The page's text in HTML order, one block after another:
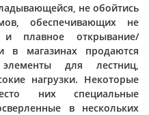
не обойтись
обеспечивающих не
плавное открывание/
в магазинах продаются
для лестниц,
нагрузки. Некоторые
них специальные
в нескольких